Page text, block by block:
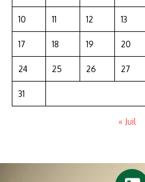
10 11 12 13
17 18 19 20
24 25 26 27
31
« Juil